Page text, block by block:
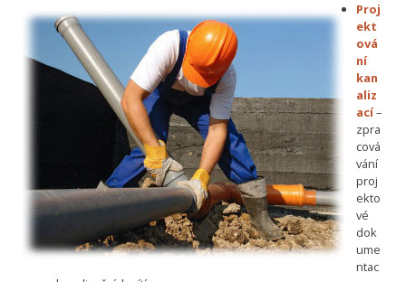
Proj
ekt
ová
ní
kan
aliz
ací–
zpra
cová
vání
proj
ekto
vé
dok
ume
ntac